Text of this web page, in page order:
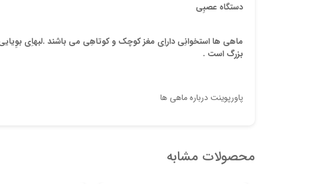
دستگاه عصبِي
ماهي ها استخوانِي داراِي مغز کوچک و کوتاهِي مي باشند .لبهاِي
بزرگ است .
پاورپوینت درباره ماهی ها
محصولات مشابه